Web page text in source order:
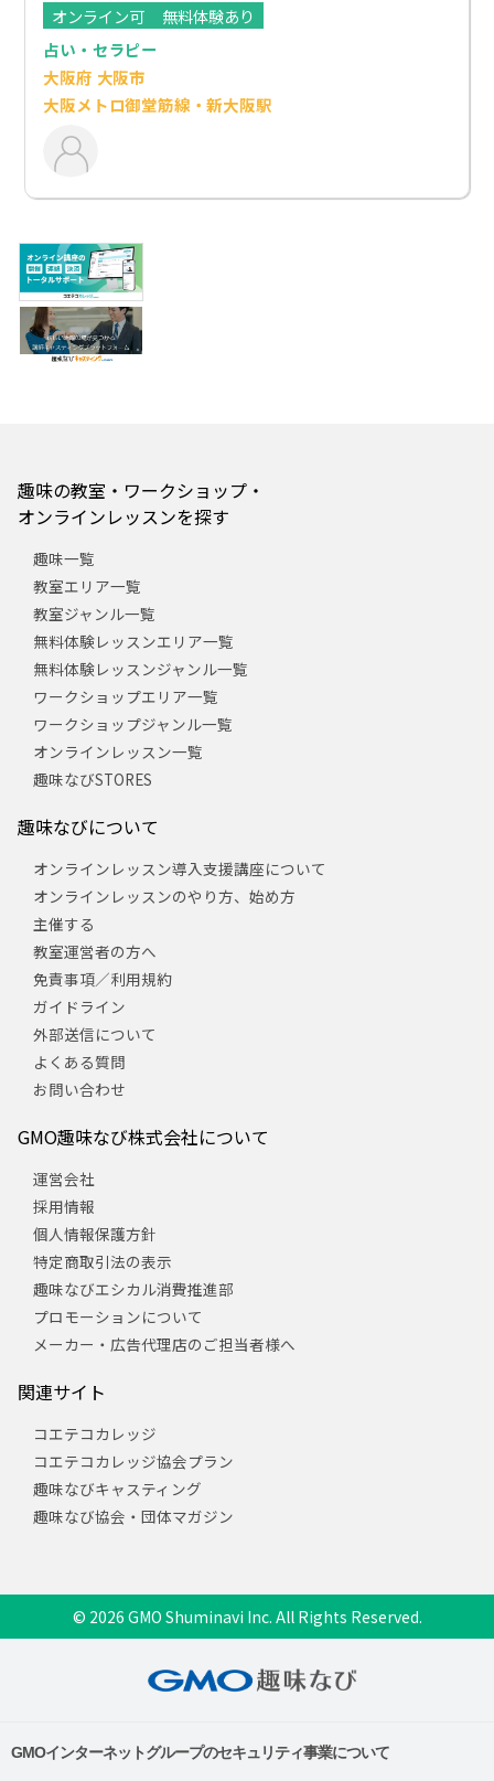
オンライン可
無料体験あり
占い・セラピー
大阪府 大阪市
大阪メトロ御堂筋線・新大阪駅
趣味の教室・ワークショップ・
オンラインレッスンを探す
趣味一覧
教室エリア一覧
教室ジャンル一覧
無料体験レッスンエリア一覧
無料体験レッスンジャンル一覧
ワークショップエリア一覧
ワークショップジャンル一覧
オンラインレッスン一覧
趣味なびSTORES
趣味なびについて
オンラインレッスン導入支援講座について
オンラインレッスンのやり方、始め方
主催する
教室運営者の方へ
免責事項／利用規約
ガイドライン
外部送信について
よくある質問
お問い合わせ
GMO趣味なび株式会社について
運営会社
採用情報
個人情報保護方針
特定商取引法の表示
趣味なびエシカル消費推進部
プロモーションについて
メーカー・広告代理店のご担当者様へ
関連サイト
コエテコカレッジ
コエテコカレッジ協会プラン
趣味なびキャスティング
趣味なび協会・団体マガジン
© 2026 GMO Shuminavi Inc. All Rights Reserved.